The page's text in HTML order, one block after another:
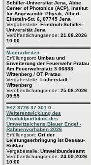
Schiller-Universität Jena, Abbe
Center of Photonics (ACP), Institut
für Angewandte Physik, Albert-
Einstein-Str. 6, 07745 Jena
Vergabestelle: Friedrich-Schiller-
Universität Jena
Veröffentlichungsende: 21.08.2026
10:00
Malerarbeiten
Erfüllungsort: Umbau und
Erweiterung der Feuerwehr Pratau
Am Feuerwehrplatz 3 06888
Wittenberg / OT Pratau
Vergabestelle: Lutherstadt
Wittenberg
Veröffentlichungsende: 25.08.2026
09:55
FKZ 3726 37 301 0 -
Weiterentwicklung des
Produktportfolios des
Umweltzeichens Blauer Engel -
Rahmenvorhaben 2026
Erfüllungsort: Ort der
Leistungserbringung ist Dessau-
Roßlau.
Vergabestelle: Umweltbundesamt
Veröffentlichungsende: 24.09.2026
10:00